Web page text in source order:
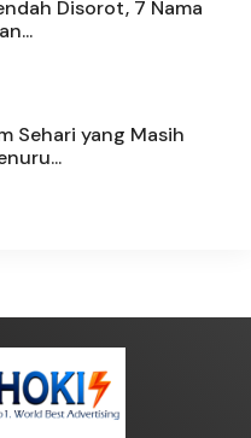
Disorot, 7 Nama
Sehari yang Masih